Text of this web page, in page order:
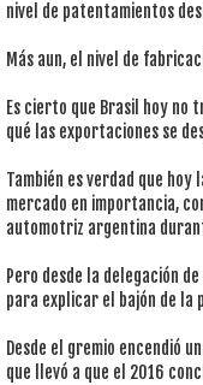
nivel de patentamientos
Más aun, el nivel de
Es cierto que Brasil hoy no
qué las exportaciones se
También es verdad que
mercado en importancia,
automotriz argentina
Pero desde la delegación
para explicar el bajón de la
Desde el gremio encendió
que llevó a que el 2016